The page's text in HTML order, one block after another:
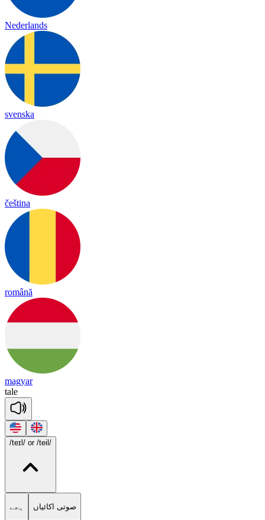
Nederlands
svenska
čeština
română
magyar
tale
/teɪl/ or /teil/
ہجے صوتی اکائیاں